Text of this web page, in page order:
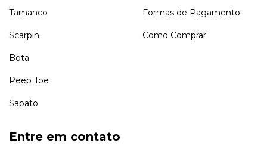
Tamanco
Scarpin
Bota
Peep Toe
Sapato
Formas de Pagamento
Como Comprar
Entre em contato